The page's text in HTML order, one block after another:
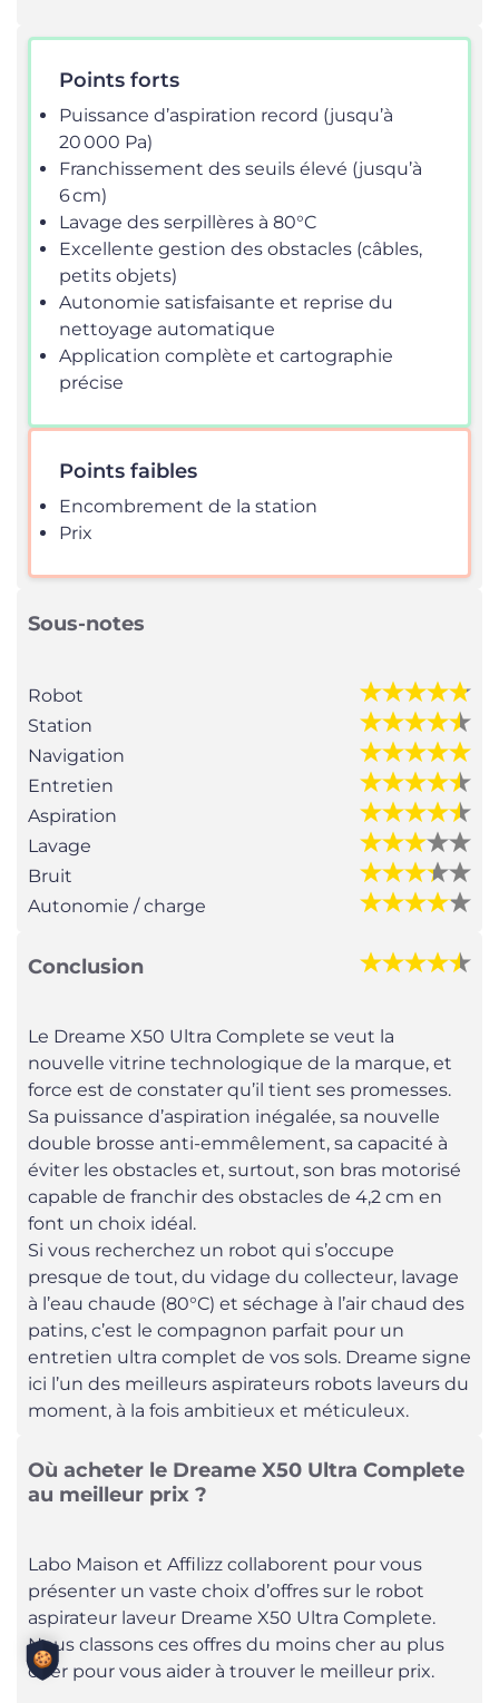
Points forts
Puissance d’aspiration record (jusqu’à
20 000 Pa)
Franchissement des seuils élevé (jusqu’à
6 cm)
Lavage des serpillères à 80°C
Excellente gestion des obstacles (câbles,
petits objets)
Autonomie satisfaisante et reprise du
nettoyage automatique
Application complète et cartographie
précise
Points faibles
Encombrement de la station
Prix
Sous-notes
Robot
Station
Navigation
Entretien
Aspiration
Lavage
Bruit
Autonomie / charge
Conclusion
Le Dreame X50 Ultra Complete se veut la
nouvelle vitrine technologique de la marque, et
force est de constater qu’il tient ses promesses.
Sa puissance d’aspiration inégalée, sa nouvelle
double brosse anti-emmêlement, sa capacité à
éviter les obstacles et, surtout, son bras motorisé
capable de franchir des obstacles de 4,2 cm en
font un choix idéal.
Si vous recherchez un robot qui s’occupe
presque de tout, du vidage du collecteur, lavage
à l’eau chaude (80°C) et séchage à l’air chaud des
patins, c’est le compagnon parfait pour un
entretien ultra complet de vos sols. Dreame signe
ici l’un des meilleurs aspirateurs robots laveurs du
moment, à la fois ambitieux et méticuleux.
Où acheter le Dreame X50 Ultra Complete
au meilleur prix ?
Labo Maison et Affilizz collaborent pour vous
présenter un vaste choix d’offres sur le robot
aspirateur laveur Dreame X50 Ultra Complete.
Nous classons ces offres du moins cher au plus
cher pour vous aider à trouver le meilleur prix.